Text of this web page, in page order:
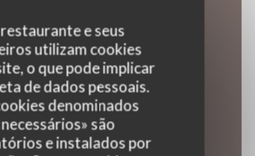
e seus
utilizam cookies
o que pode implicar
de dados pessoais.
denominados
são
e instalados por